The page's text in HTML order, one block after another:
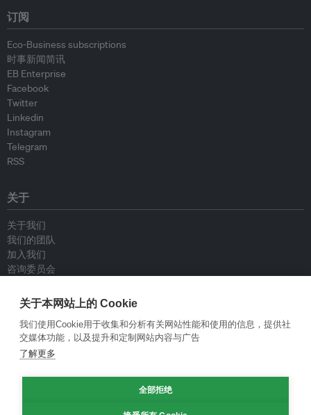
订阅
Eco-Business subscriptions
时事新闻简讯
EB Enterprise
Facebook
Twitter
Linkedin
Instagram
Telegram
RSS
关于
关于我们
我们的团队
加入我们
咨询委员会
联系我们
政策
重新发布指南
专栏指南
关于本网站上的 Cookie
我们使用Cookie用于收集和分析有关网站性能和使用的信息，提供社
交媒体功能，以及提升和定制网站内容与广告
了解更多
全部拒绝